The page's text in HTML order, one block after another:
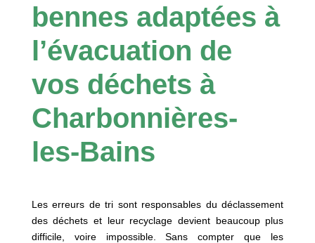
bennes adaptées à
l’évacuation de
vos déchets à
Charbonnières-
les-Bains
Les erreurs de tri sont responsables du déclassement
des déchets et leur recyclage devient beaucoup plus
difficile, voire impossible. Sans compter que les